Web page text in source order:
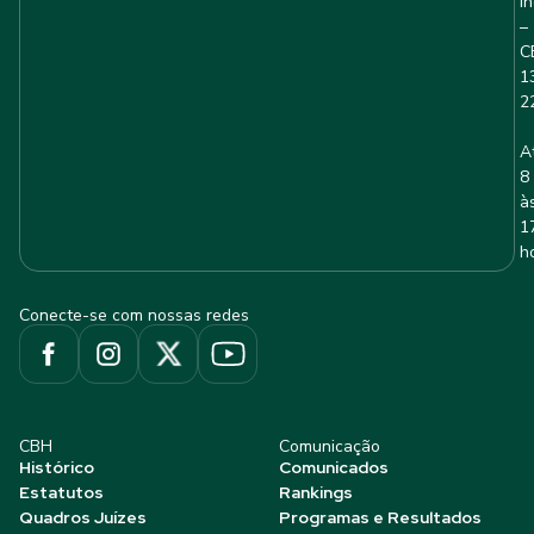
–
8
Conecte-se com nossas redes
CBH
Histórico
Estatutos
Quadros Juízes
Comunicação
Comunicados
Rankings
Programas e Resultados